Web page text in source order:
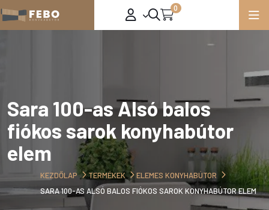
0
Sara 100-as Alsó balos
fiókos sarok konyhabútor
elem
KEZDŐLAP TERMÉKEK
ELEMES KONYHABÚTOR
SARA 100-AS ALSÓ BALOS FIÓKOS SAROK KONYHABÚTOR ELEM